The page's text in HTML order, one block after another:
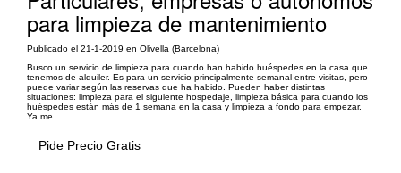
para limpieza de mantenimiento
Publicado el 21-1-2019 en Olivella (Barcelona)
Busco un servicio de limpieza para cuando han habido huéspedes en la casa que
tenemos de alquiler. Es para un servicio principalmente semanal entre visitas, pero
puede variar según las reservas que ha habido. Pueden haber distintas
situaciones: limpieza para el siguiente hospedaje, limpieza básica para cuando los
huéspedes están más de 1 semana en la casa y limpieza a fondo para empezar.
Ya me...
Pide Precio Gratis